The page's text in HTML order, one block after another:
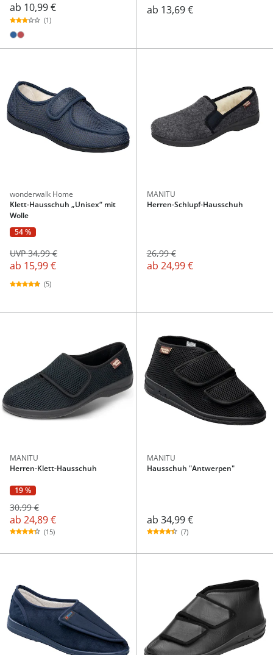
ab 10,99 €
(1)
ab 13,69 €
wonderwalk Home
Klett-Hausschuh „Unisex“ mit
Wolle
54 %
ab 15,99 €
UVP 34,99 €
(5)
MANITU
Herren-Schlupf-Hausschuh
26,99 €
ab 24,99 €
MANITU
Herren-Klett-Hausschuh
19 %
30,99 €
ab 24,89 €
(15)
MANITU
Hausschuh "Antwerpen"
ab 34,99 €
(7)